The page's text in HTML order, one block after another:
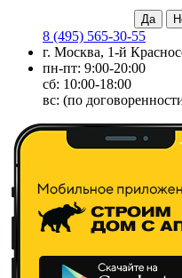
8 (495) 565-30-55
г. Москва, 1-й
пн-пт: 9:00-20:00
сб: 10:00-18:00
вс: (по